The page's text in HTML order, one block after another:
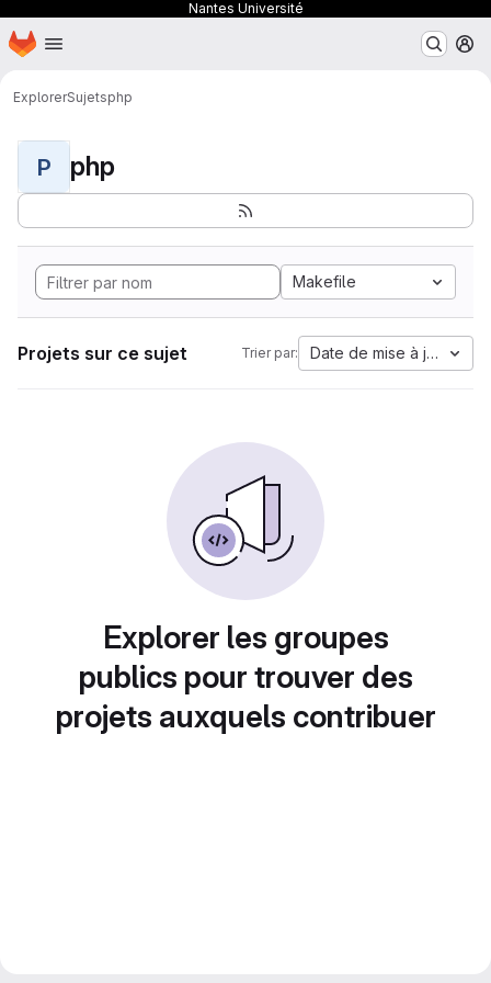
Nantes Université
Passer au contenu principal
Page d'accueil
ExplorerSujetsphp
P php
Makefile
Projets sur ce sujet Trier par: Date de mise à jour
Explorer les groupes
publics pour trouver des
projets auxquels contribuer